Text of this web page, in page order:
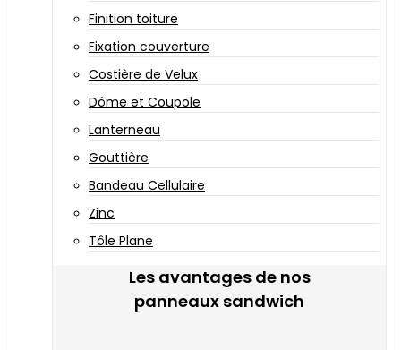
Finition toiture
Fixation couverture
Costière de Velux
Dôme et Coupole
Lanterneau
Gouttière
Bandeau Cellulaire
Zinc
Tôle Plane
Les avantages de nos
panneaux sandwich